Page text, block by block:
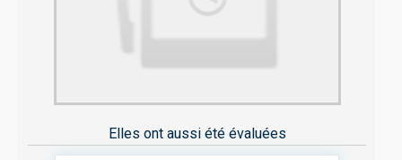
Elles ont aussi été évaluées